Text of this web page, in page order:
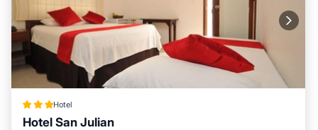
Hotel
Hotel San Julian